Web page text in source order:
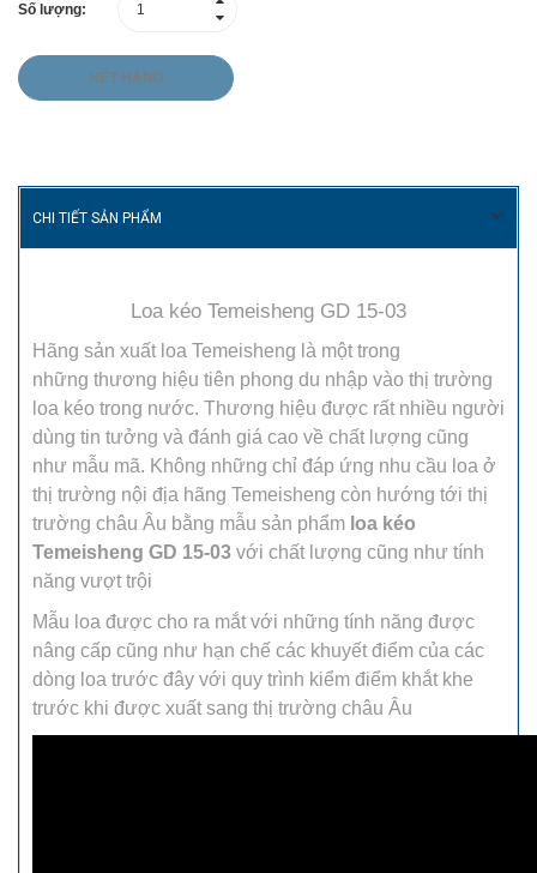
Số lượng:
HẾT HÀNG
CHI TIẾT SẢN PHẨM
Loa kéo Temeisheng GD 15-03
Hãng sản xuất loa Temeisheng là một trong
những thương hiệu tiên phong du nhập vào thị trường
loa kéo trong nước. Thương hiệu được rất nhiều người
dùng tin tưởng và đánh giá cao về chất lượng cũng
như mẫu mã. Không những chỉ đáp ứng nhu cầu loa ở
thị trường nội địa hãng Temeisheng còn hướng tới thị
trường châu Âu bằng mẫu sản phẩm loa kéo
Temeisheng GD 15-03 với chất lượng cũng như tính
năng vượt trội
Mẫu loa được cho ra mắt với những tính năng được
nâng cấp cũng như hạn chế các khuyết điểm của các
dòng loa trước đây với quy trình kiểm điểm khắt khe
trước khi được xuất sang thị trường châu Âu